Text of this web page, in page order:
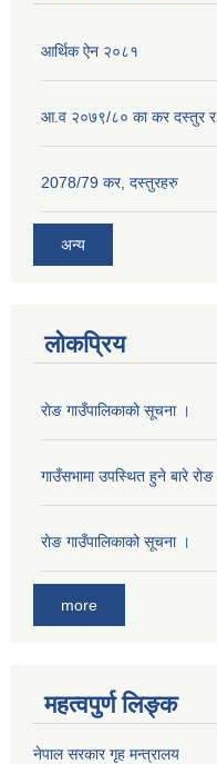
आर्थिक ऐन २०८१
आ.व २०७९/८० का कर दस्तुर र
2078/79 कर, दस्तुरहरु
अन्य
लोकप्रिय
राेङ गाउँपालिकाको सूचना ।
गाउँसभामा उपस्थित हुने बारे
राेङ गाउँपालिकाको सूचना ।
more
महत्वपुर्ण लिङ्क
नेपाल सरकार गृह मन्त्रालय